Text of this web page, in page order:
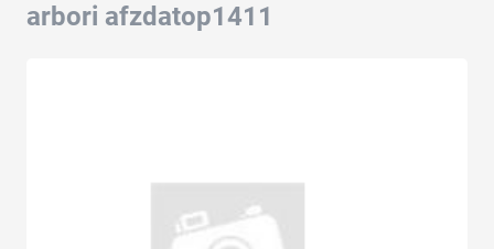
arbori afzdatop1411